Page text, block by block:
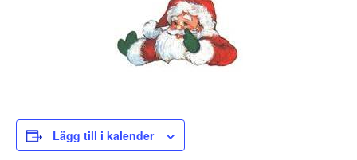
Lägg till i kalender